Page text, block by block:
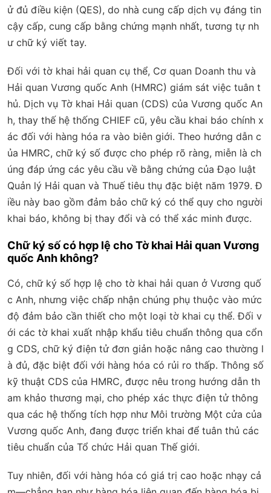
ử đủ điều kiện (QES), do nhà cung cấp dịch vụ đáng tin
cậy cấp, cung cấp bằng chứng mạnh nhất, tương tự nh
ư chữ ký viết tay.
Đối với tờ khai hải quan cụ thể, Cơ quan Doanh thu và
Hải quan Vương quốc Anh (HMRC) giám sát việc tuân t
hủ. Dịch vụ Tờ khai Hải quan (CDS) của Vương quốc An
h, thay thế hệ thống CHIEF cũ, yêu cầu khai báo chính x
ác đối với hàng hóa ra vào biên giới. Theo hướng dẫn c
ủa HMRC, chữ ký số được cho phép rõ ràng, miễn là ch
úng đáp ứng các yêu cầu về bằng chứng của Đạo luật
Quản lý Hải quan và Thuế tiêu thụ đặc biệt năm 1979. Đ
iều này bao gồm đảm bảo chữ ký có thể quy cho người
khai báo, không bị thay đổi và có thể xác minh được.
Chữ ký số có hợp lệ cho Tờ khai Hải quan Vương
quốc Anh không?
Có, chữ ký số hợp lệ cho tờ khai hải quan ở Vương quố
c Anh, nhưng việc chấp nhận chúng phụ thuộc vào mức
độ đảm bảo cần thiết cho một loại tờ khai cụ thể. Đối v
ới các tờ khai xuất nhập khẩu tiêu chuẩn thông qua cổn
g CDS, chữ ký điện tử đơn giản hoặc nâng cao thường l
à đủ, đặc biệt đối với hàng hóa có rủi ro thấp. Thông số
kỹ thuật CDS của HMRC, được nêu trong hướng dẫn th
am khảo thương mại, cho phép xác thực điện tử thông
qua các hệ thống tích hợp như Môi trường Một cửa của
Vương quốc Anh, đang được triển khai để tuân thủ các
tiêu chuẩn của Tổ chức Hải quan Thế giới.
Tuy nhiên, đối với hàng hóa có giá trị cao hoặc nhạy cả